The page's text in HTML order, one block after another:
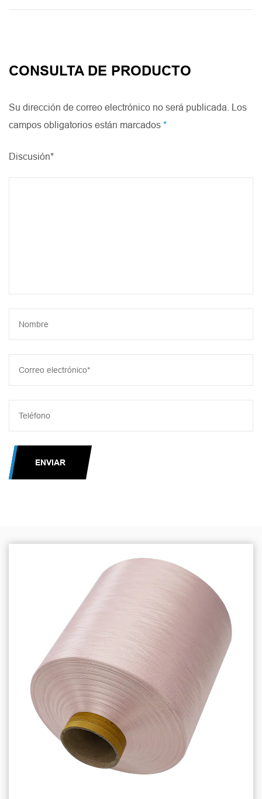
CONSULTA DE PRODUCTO
Su dirección de correo electrónico no será publicada. Los
campos obligatorios están marcados *
Discusión*
ENVIAR